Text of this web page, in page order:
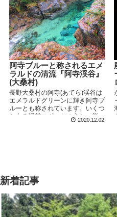
展望台から眺めることにしまし
た。
阿寺ブルーと称されるエメ
ラルドの清流『阿寺渓谷』
(大桑村)
長野大桑村の阿寺(あてら)渓谷は
エメラルドグリーンに輝き阿寺ブ
ルーとも称されています。いくつ
かある鑑賞スポットのうち、熊ヶ
淵、狐ヶ淵など動物の名前が付い
2020.12.02
新着記事